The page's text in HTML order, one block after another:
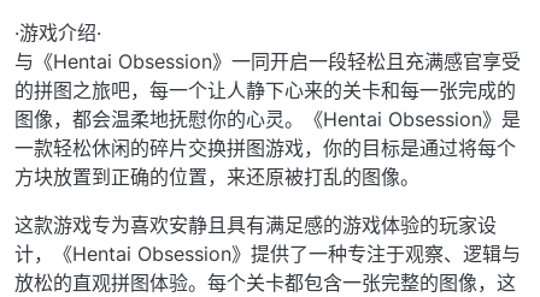
·游戏介绍·
与《Hentai Obsession》一同开启一段轻松且充满感官享受
的拼图之旅吧，每一个让人静下心来的关卡和每一张完成的
图像，都会温柔地抚慰你的心灵。《Hentai Obsession》是
一款轻松休闲的碎片交换拼图游戏，你的目标是通过将每个
方块放置到正确的位置，来还原被打乱的图像。
这款游戏专为喜欢安静且具有满足感的游戏体验的玩家设
计，《Hentai Obsession》提供了一种专注于观察、逻辑与
放松的直观拼图体验。每个关卡都包含一张完整的图像，这